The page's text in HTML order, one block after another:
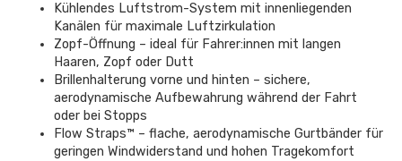
Kühlendes Luftstrom-System mit innenliegenden
Kanälen für maximale Luftzirkulation
Zopf-Öffnung – ideal für Fahrer:innen mit langen
Haaren, Zopf oder Dutt
Brillenhalterung vorne und hinten – sichere,
aerodynamische Aufbewahrung während der Fahrt
oder bei Stopps
Flow Straps™ – flache, aerodynamische Gurtbänder für
geringen Windwiderstand und hohen Tragekomfort